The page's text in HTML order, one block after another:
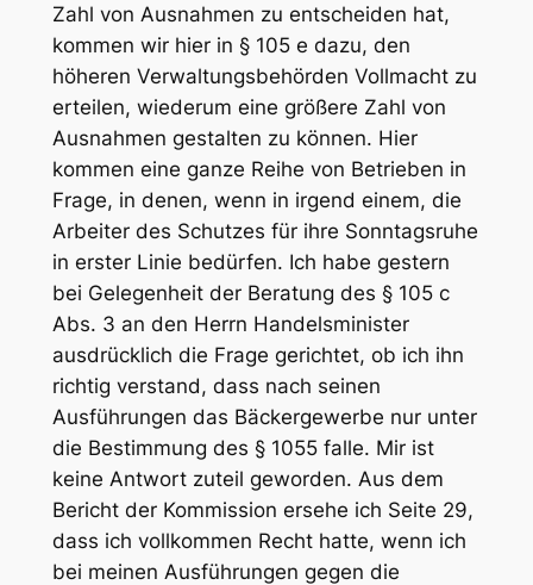
Zahl von Ausnahmen zu entscheiden hat,
kommen wir hier in § 105 e dazu, den
höheren Verwaltungsbehörden Vollmacht zu
erteilen, wiederum eine größere Zahl von
Ausnahmen gestalten zu können. Hier
kommen eine ganze Reihe von Betrieben in
Frage, in denen, wenn in irgend einem, die
Arbeiter des Schutzes für ihre Sonntagsruhe
in erster Linie bedürfen. Ich habe gestern
bei Gelegenheit der Beratung des § 105 c
Abs. 3 an den Herrn Handelsminister
ausdrücklich die Frage gerichtet, ob ich ihn
richtig verstand, dass nach seinen
Ausführungen das Bäckergewerbe nur unter
die Bestimmung des § 1055 falle. Mir ist
keine Antwort zuteil geworden. Aus dem
Bericht der Kommission ersehe ich Seite 29,
dass ich vollkommen Recht hatte, wenn ich
bei meinen Ausführungen gegen die